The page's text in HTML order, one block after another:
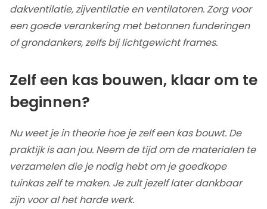
dakventilatie, zijventilatie en ventilatoren. Zorg voor
een goede verankering met betonnen funderingen
of grondankers, zelfs bij lichtgewicht frames.
Zelf een kas bouwen, klaar om te
beginnen?
Nu weet je in theorie hoe je zelf een kas bouwt. De
praktijk is aan jou. Neem de tijd om de materialen te
verzamelen die je nodig hebt om je goedkope
tuinkas zelf te maken. Je zult jezelf later dankbaar
zijn voor al het harde werk.